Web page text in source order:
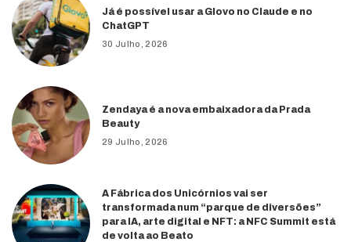
Já é possível usar a Glovo no Claude e no
ChatGPT
30 Julho, 2026
Zendaya é a nova embaixadora da Prada
Beauty
29 Julho, 2026
A Fábrica dos Unicórnios vai ser
transformada num “parque de diversões”
para IA, arte digital e NFT: a NFC Summit está
de volta ao Beato